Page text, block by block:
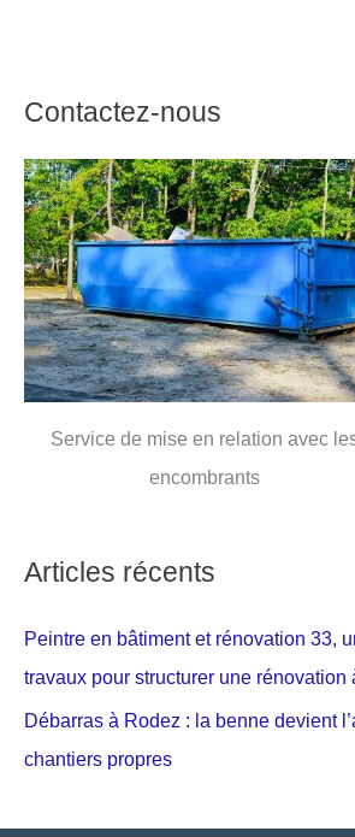
Contactez-nous
Service de mise en relation avec
encombrants
Articles récents
Peintre en bâtiment et rénovation 33,
travaux pour structurer une rénovation
Débarras à Rodez : la benne devient
chantiers propres